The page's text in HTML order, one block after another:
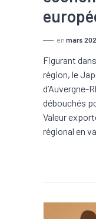
en mars
Figurant
région, le
d’Auvergne-
débouchés
Valeur
régional en